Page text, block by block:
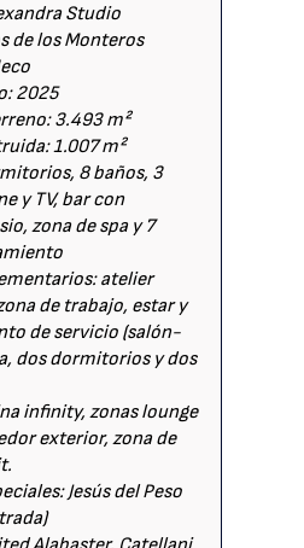
Studio
de los Monteros
2025
3.493 m²
1.007 m²
8 baños, 3
y TV, bar con
zona de spa y 7
atelier
de trabajo, estar y
de servicio (salón-
dos dormitorios y dos
infinity, zonas lounge
exterior, zona de
Jesús del Peso